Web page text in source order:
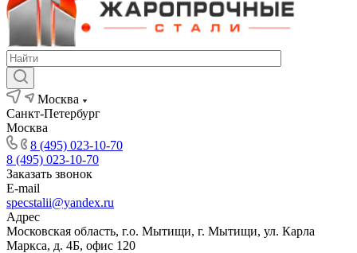
Москва
Санкт-Петербург
Москва
8 (495) 023-10-70
8 (495) 023-10-70
Заказать звонок
E-mail
specstalii@yandex.ru
Адрес
Московская область, г.о. Мытищи, г. Мытищи, ул. Карла
Маркса, д. 4Б, офис 120